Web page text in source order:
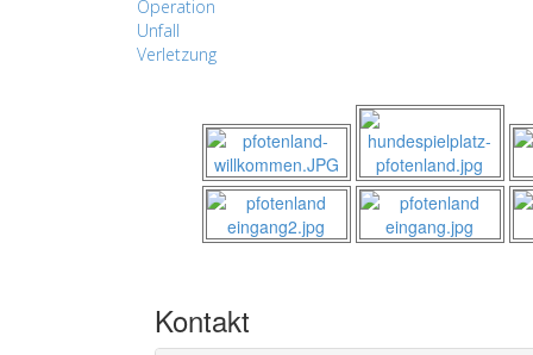
Operation
Unfall
Verletzung
Krankheit
Medikament
Tierhalterinformation
rund ums Tier
Kontakt